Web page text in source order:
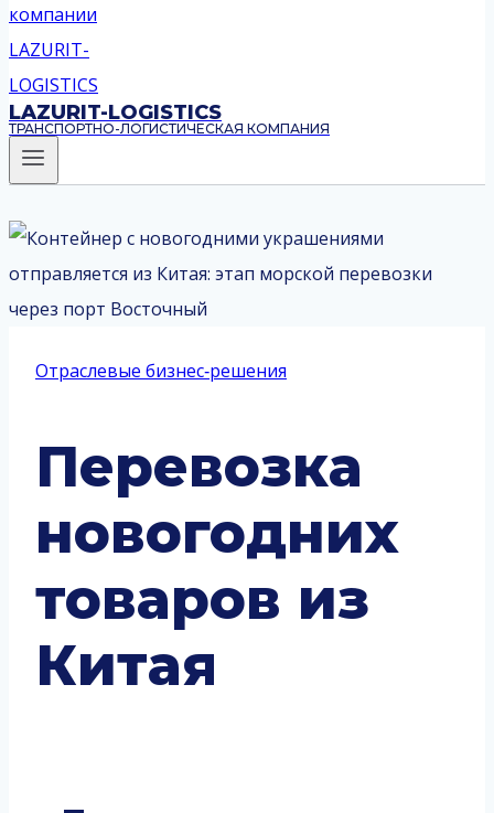
LAZURIT-LOGISTICS
ТРАНСПОРТНО-ЛОГИСТИЧЕСКАЯ КОМПАНИЯ
Отраслевые бизнес‑решения
Перевозка
новогодних
товаров из
Китая